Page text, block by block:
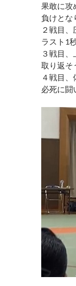
果敢に攻
負けとな
２戦目
ラスト1
３戦目
取り返そ
４戦目
必死に闘